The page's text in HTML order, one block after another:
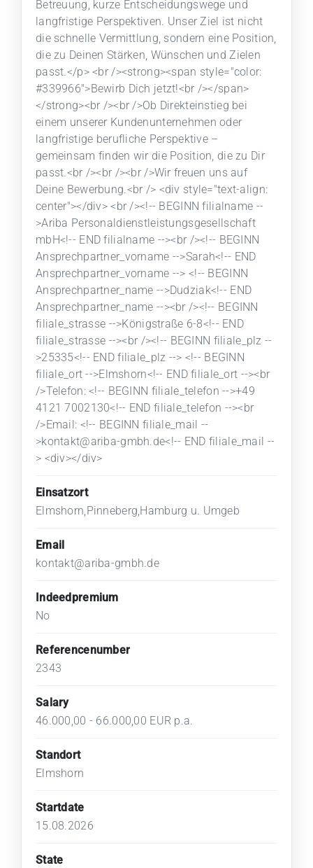
Betreuung, kurze Entscheidungswege und
langfristige Perspektiven. Unser Ziel ist nicht
die schnelle Vermittlung, sondern eine Position,
die zu Deinen Stärken, Wünschen und Zielen
passt.</p> <br /><strong><span style="color:
#339966">Bewirb Dich jetzt!<br /></span>
</strong><br /><br />Ob Direkteinstieg bei
einem unserer Kundenunternehmen oder
langfristige berufliche Perspektive –
gemeinsam finden wir die Position, die zu Dir
passt.<br /><br /><br />Wir freuen uns auf
Deine Bewerbung.<br /> <div style="text-align:
center"></div> <br /><!-- BEGINN filialname --
>Ariba Personaldienstleistungsgesellschaft
mbH<!-- END filialname --><br /><!-- BEGINN
Ansprechpartner_vorname -->Sarah<!-- END
Ansprechpartner_vorname --> <!-- BEGINN
Ansprechpartner_name -->Dudziak<!-- END
Ansprechpartner_name --><br /><!-- BEGINN
filiale_strasse -->Königstraße 6-8<!-- END
filiale_strasse --><br /><!-- BEGINN filiale_plz --
>25335<!-- END filiale_plz --> <!-- BEGINN
filiale_ort -->Elmshorn<!-- END filiale_ort --><br
/>Telefon: <!-- BEGINN filiale_telefon -->+49
4121 7002130<!-- END filiale_telefon --><br
/>Email: <!-- BEGINN filiale_mail --
>kontakt@ariba-gmbh.de<!-- END filiale_mail --
> <div></div>
Einsatzort
Elmshorn,Pinneberg,Hamburg u. Umgeb
Email
kontakt@ariba-gmbh.de
Indeedpremium
No
Referencenumber
2343
Salary
46.000,00 - 66.000,00 EUR p.a.
Standort
Elmshorn
Startdate
15.08.2026
State